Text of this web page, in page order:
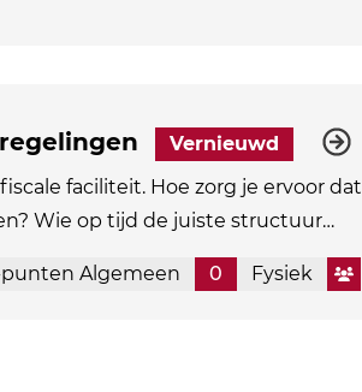
Vernieuwd
faciliteit. Hoe zorg je ervoor dat
Wie op tijd de juiste structuur…
punten Algemeen 0 Fysiek